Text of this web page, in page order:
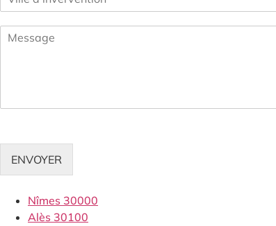
ENVOYER
Nîmes 30000
Alès 30100